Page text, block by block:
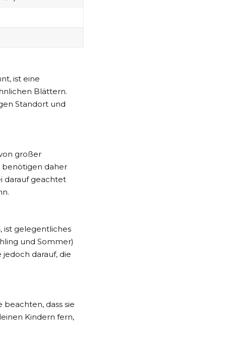
ist eine
Blättern.
Standort und
großer
benötigen daher
darauf geachtet
ist gelegentliches
und Sommer)
darauf, die
dass sie
Kindern fern,